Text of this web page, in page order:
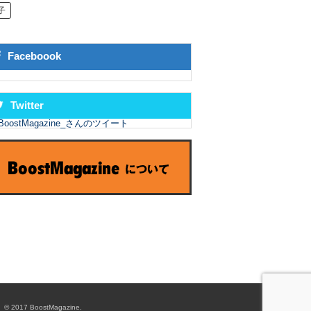
Faceboook
Twitter
さんのツイート
© 2017 BoostMagazine.